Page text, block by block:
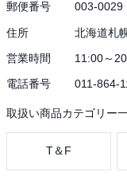
郵便番号 003-0029
住所 北海道札
営業時間 11:00～
電話番号 011-864-
取扱い商品カテゴリー
T＆F